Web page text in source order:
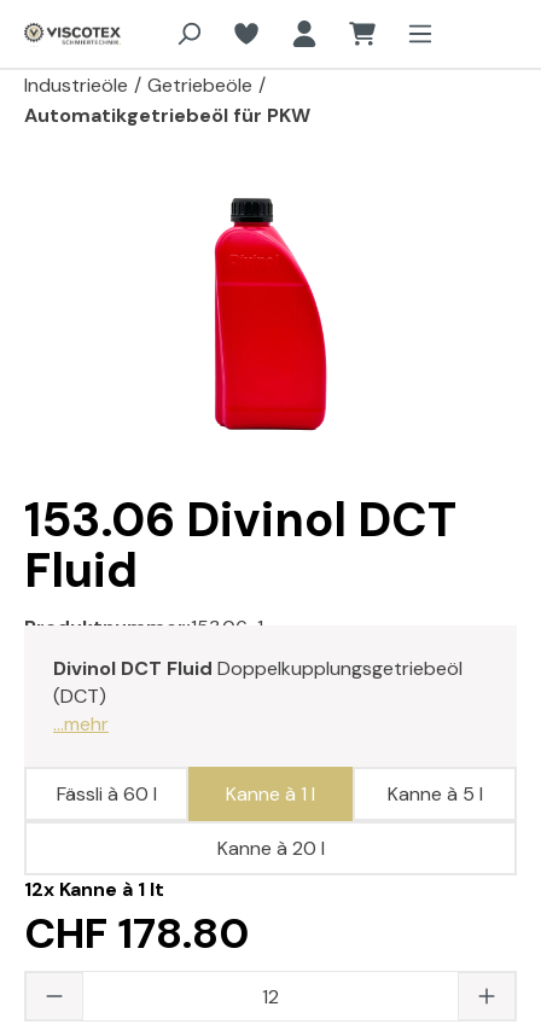
Zum Hauptinhalt springen
Industrieöle / Getriebeöle /
Automatikgetriebeöl für PKW
153.06 Divinol DCT
Fluid
Produktnummer:153.06-1
Divinol DCT Fluid Doppelkupplungsgetriebeöl
(DCT)
...mehr
12x Kanne à 1 lt
CHF 178.80
Fässli à 60 l Kanne à 1 l Kanne à 5 l
Kanne à 20 l
Produkt Anzahl: Gib den gewünschten